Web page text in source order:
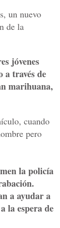
un nuevo
de la
jóvenes
a través de
marihuana,
cuando
pero
la policía
a ayudar a
la espera de